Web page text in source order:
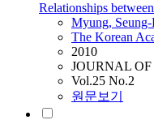
Relationships
Myung,
The Korean
2010
JOURNAL
Vol.25 No.2
원문보기